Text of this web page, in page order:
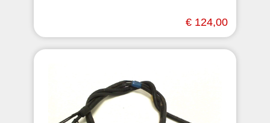
€ 124,00